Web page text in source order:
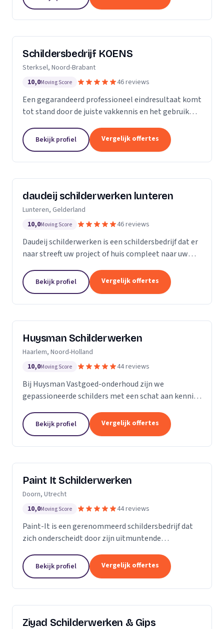
blijft...
Schildersbedrijf KOENS
Sterksel, Noord-Brabant
10,0Moving Score 46 reviews
Een gegarandeerd professioneel eindresultaat komt
tot stand door de juiste vakkennis en het gebruik
Bekijk profiel Vergelijk offertes
daudeij schilderwerken lunteren
Lunteren, Gelderland
10,0Moving Score 46 reviews
Daudeij schilderwerken is een schildersbedrijf dat er
naar streeft uw project of huis compleet naar uw
werken en beschikken over goede materialen die
ons...
Bekijk profiel Vergelijk offertes
Huysman Schilderwerken
Haarlem, Noord-Holland
10,0Moving Score 44 reviews
Bij Huysman Vastgoed-onderhoud zijn we
gepassioneerde schilders met een schat aan kennis
diverse projecten en materialen, waardoor we een
breed scala...
Bekijk profiel Vergelijk offertes
Paint It Schilderwerken
Doorn, Utrecht
10,0Moving Score 44 reviews
Paint-It is een gerenommeerd schildersbedrijf dat
zich onderscheidt door zijn uitmuntende
ons werk en streven ernaar om elke klus tot een
succes te...
Bekijk profiel Vergelijk offertes
Ziyad Schilderwerken & Gips